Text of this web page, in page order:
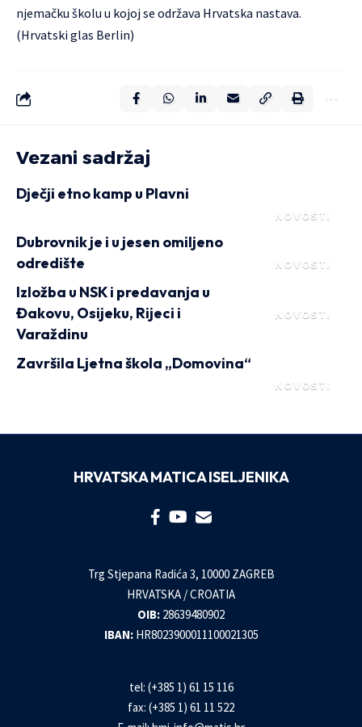
njemačku školu u kojoj se održava Hrvatska nastava.
(Hrvatski glas Berlin)
Vezani sadržaj
NOVOSTI
Dječji etno kamp u Plavni
NOVOSTI
Dubrovnik je i u jesen omiljeno
odredište
NOVOSTI
Izložba u NSK i predavanja u
Đakovu, Osijeku, Rijeci i
Varaždinu
NOVOSTI
Završila Ljetna škola „Domovina“
HRVATSKA MATICA ISELJENIKA
Trg Stjepana Radića 3, 10000 ZAGREB
HRVATSKA / CROATIA
OIB: 28639480902
IBAN: HR8023900011100021305
tel: (+385 1) 61 15 116
fax: (+385 1) 61 11 522